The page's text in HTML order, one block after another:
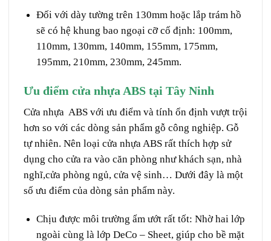
Đối với dày tường trên 130mm hoặc lắp trám hồ
sẽ có hệ khung bao ngoại cỡ cố định: 100mm,
110mm, 130mm, 140mm, 155mm, 175mm,
195mm, 210mm, 230mm, 245mm.
Ưu điểm cửa nhựa ABS tại Tây Ninh
Cửa nhựa ABS với ưu điểm và tính ổn định vượt trội
hơn so với các dòng sản phẩm gỗ công nghiệp. Gỗ
tự nhiên. Nên loại cửa nhựa ABS rất thích hợp sử
dụng cho cửa ra vào căn phòng như khách sạn, nhà
nghĩ,cửa phòng ngủ, cửa vệ sinh… Dưới đây là một
số ưu điểm của dòng sản phẩm này.
Chịu được môi trường ẩm ướt rất tốt: Nhờ hai lớp
ngoài cùng là lớp DeCo – Sheet, giúp cho bề mặt